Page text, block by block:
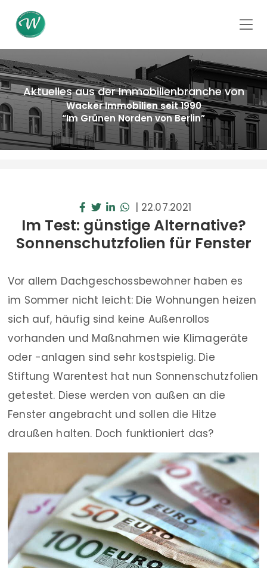
Aktuelles aus der Immobilienbranche von
Wacker Immobilien seit 1990
“Im Grünen Norden von Berlin”
| 22.07.2021
Im Test: günstige Alternative?
Sonnenschutzfolien für Fenster
Vor allem Dachgeschossbewohner haben es
im Sommer nicht leicht: Die Wohnungen heizen
sich auf, häufig sind keine Außenrollos
vorhanden und Maßnahmen wie Klimageräte
oder -anlagen sind sehr kostspielig. Die
Stiftung Warentest hat nun Sonnenschutzfolien
getestet. Diese werden von außen an die
Fenster angebracht und sollen die Hitze
draußen halten. Doch funktioniert das?